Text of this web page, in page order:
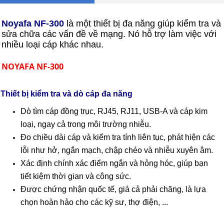
Noyafa NF-300 là một thiết bị đa năng giúp kiểm tra và
sửa chữa các vấn đề về mạng. Nó hỗ trợ làm việc với
nhiều loại cáp khác nhau.
NOYAFA NF-300
Thiết bị kiểm tra và dò cáp đa năng
Dò tìm cáp đồng trục, RJ45, RJ11, USB-A và cáp kim
loại, ngay cả trong môi trường nhiễu.
Đo chiều dài cáp và kiểm tra tính liên tục, phát hiện các
lỗi như hở, ngắn mạch, chập chéo và nhiễu xuyên âm.
Xác định chính xác điểm ngắn và hỏng hóc, giúp bạn
tiết kiệm thời gian và công sức.
Được chứng nhận quốc tế, giá cả phải chăng, là lựa
chọn hoàn hảo cho các kỹ sư, thợ điện, ...